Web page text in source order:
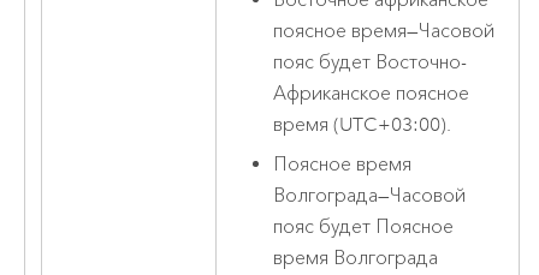
поясное время—Часовой
пояс будет Восточно-
Африканское поясное
время (UTC+03:00).
Поясное время
Волгограда—Часовой
пояс будет Поясное
время Волгограда